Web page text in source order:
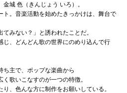
城 色（きんじょう いろ）。
ト。音楽活動を始めたきっかけは、舞台で
みない？」と誘われたことだ。
じ、どんどん歌の世界にのめり込んで行
ち主で、ポップな楽曲から
歌いこなすのが一つの特徴。
、色んな方に制作をお願いしている。